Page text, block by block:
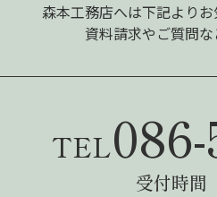
森本工務店へは下記よりお
資料請求やご質問な
TEL
受付時